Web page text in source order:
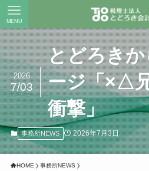
MENU
とどろき
ージ「×△
衝撃」
2026
7/03
事務所NEWS 2026年7月3日
HOME 事務所NEWS